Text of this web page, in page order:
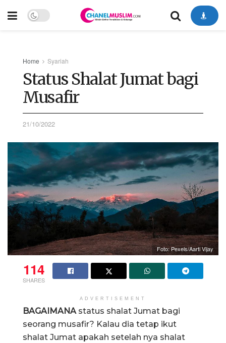
Home Syariah
Status Shalat Jumat bagi
Musafir
21/10/2022
Foto: Pexels/Aarti Vijay
114
SHARES
ADVERTISEMENT
BAGAIMANA status shalat Jumat bagi
seorang musafir? Kalau dia tetap ikut
shalat Jumat apakah setelah nya shalat